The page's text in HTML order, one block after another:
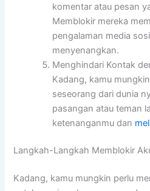
komentar atau pesan
Memblokir mereka
pengalaman media
menyenangkan.
Menghindari Kontak
Kadang, kamu
seseorang dari dunia
pasangan atau teman
ketenanganmu dan
Langkah-Langkah Memblokir
Kadang, kamu mungkin perlu